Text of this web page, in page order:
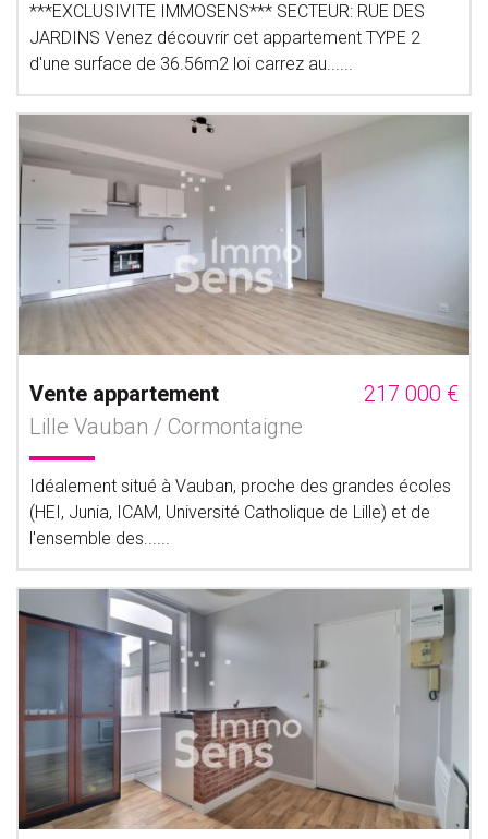
***EXCLUSIVITE IMMOSENS*** SECTEUR: RUE DES
JARDINS Venez découvrir cet appartement TYPE 2
d'une surface de 36.56m2 loi carrez au......
Vente appartement
217 000 €
Lille Vauban / Cormontaigne
Idéalement situé à Vauban, proche des grandes écoles
(HEI, Junia, ICAM, Université Catholique de Lille) et de
l'ensemble des......